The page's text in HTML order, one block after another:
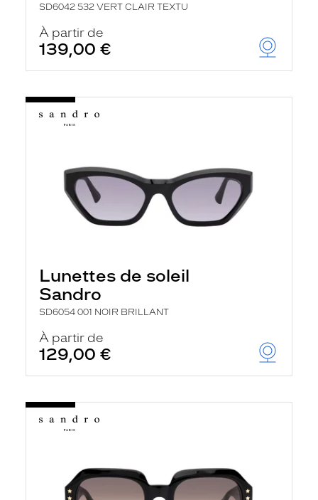
SD6042 532 VERT CLAIR TEXTU
À partir de
139,00 €
Lunettes de soleil
Sandro
SD6054 001 NOIR BRILLANT
À partir de
129,00 €